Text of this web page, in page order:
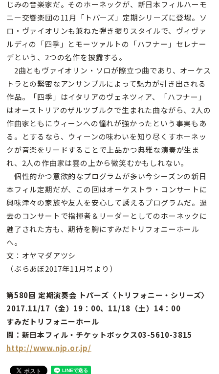
じみの音楽家だ。そのホーネックが、新日本フィルハーモ
ニー交響楽団の11月「トパーズ」定期シリーズに登場。ソ
ロ・ヴァイオリンも兼ねた弾き振りスタイルで、ヴィヴァ
ルディの「四季」とモーツァルトの「ハフナー」セレナー
デという、2つの名作を披露する。
2曲ともヴァイオリン・ソロが際立つ曲であり、オーケス
トラとの緊密なアンサンブルによって魅力が引き出される
作品。「四季」はイタリアのヴェネツィア、「ハフナー」
はオーストリアのザルツブルクで生まれた曲ながら、2人の
作曲家ともにウィーンへの憧れが強かったという事実もあ
る。とするなら、ウィーンの味わいを知り尽くすホーネッ
クが音楽をリードすることで上品かつ典雅な演奏が生ま
れ、2人の作曲家は雲の上から微笑むかもしれない。
個性的かつ意欲的なプログラムが多い今シーズンの新日
本フィル定期だが、この回はオーケストラ・コンサートに
興味津々の家族や友人を安心して誘えるプログラムだ。過
去のコンサートで指揮者＆リーダーとしてのホーネックに
魅了された方も、期待を胸にすみだトリフォニーホール
へ。
文：オヤマダアツシ
（ぶらあぼ2017年11月号より）
第580回 定期演奏会 トパーズ〈トリフォニー・シリーズ〉
2017.11/17（金）19：00、11/18（土）14：00
すみだトリフォニーホール
問：新日本フィル・チケットボックス03-5610-3815
http://www.njp.or.jp/